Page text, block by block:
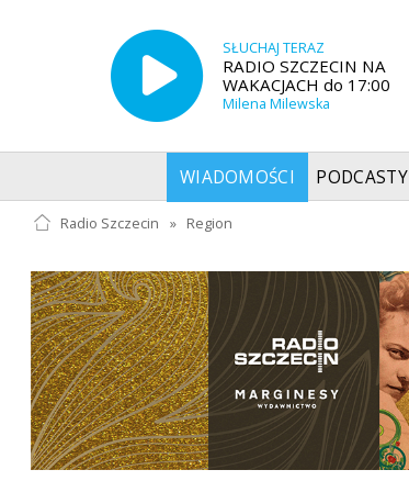
SŁUCHAJ TERAZ
RADIO SZCZECIN NA
WAKACJACH do 17:00
Milena Milewska
WIADOMOŚCI PODCASTY
Radio Szczecin » Region